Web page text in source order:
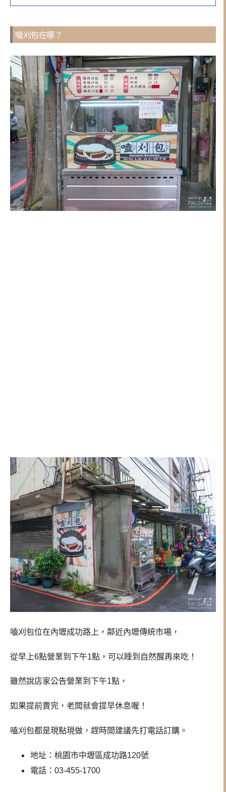
嗑刈包在哪？
嗑刈包位在內壢成功路上，鄰近內壢傳統市場，
從早上6點營業到下午1點，可以睡到自然醒再來吃！
雖然說店家公告營業到下午1點，
如果提前賣完，老闆就會提早休息喔！
嗑刈包都是現點現做，趕時間建議先打電話訂購。
地址：桃園市中壢區成功路120號
電話：03-455-1700